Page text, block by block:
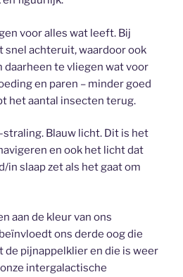
voor alles wat leeft. Bij
snel achteruit, waardoor ook
daarheen te vliegen wat voor
en paren – minder goed
het aantal insecten terug.
straling. Blauw licht. Dit is het
en ook het licht dat
in slaap zet als het gaat om
aan de kleur van ons
ons derde oog die
de pijnappelklier en die is weer
intergalactische